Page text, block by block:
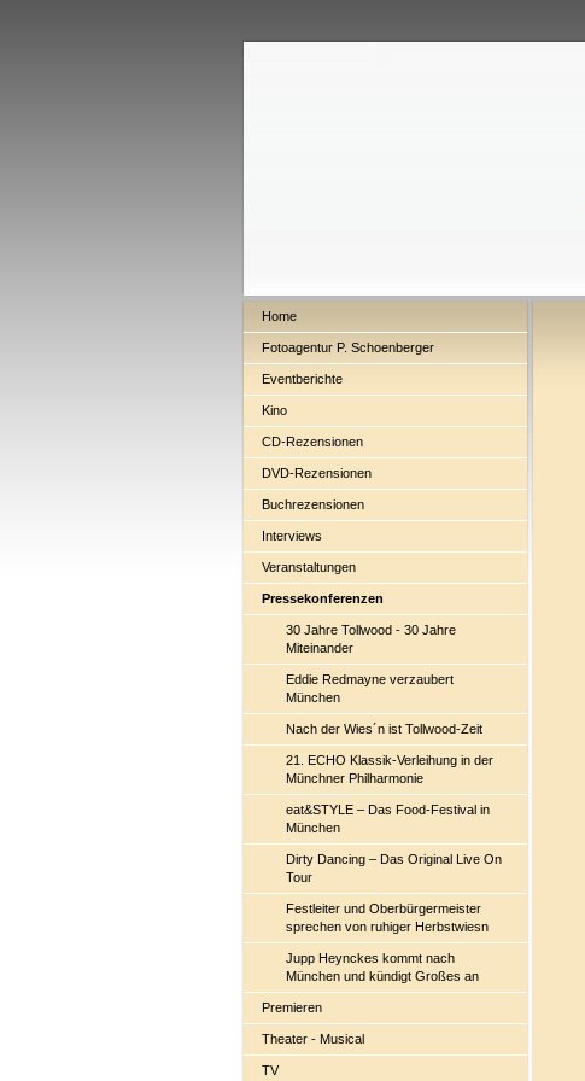
Home
Fotoagentur P. Schoenberger
Eventberichte
Kino
CD-Rezensionen
DVD-Rezensionen
Buchrezensionen
Interviews
Veranstaltungen
Pressekonferenzen
30 Jahre Tollwood - 30 Jahre
Miteinander
Eddie Redmayne verzaubert
München
Nach der Wies´n ist Tollwood-Zeit
21. ECHO Klassik-Verleihung in der
Münchner Philharmonie
eat&STYLE – Das Food-Festival in
München
Dirty Dancing – Das Original Live On
Tour
Festleiter und Oberbürgermeister
sprechen von ruhiger Herbstwiesn
Jupp Heynckes kommt nach
München und kündigt Großes an
Premieren
Theater - Musical
TV